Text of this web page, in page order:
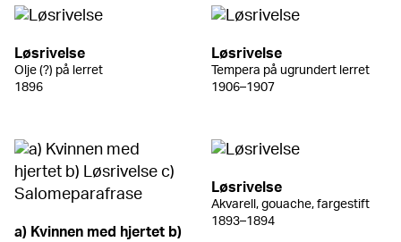
Løsrivelse
Olje (?) på lerret
1896
Løsrivelse
Tempera på ugrundert lerret
1906–1907
a) Kvinnen med hjertet b)
Løsrivelse
Akvarell, gouache, fargestift
1893–1894